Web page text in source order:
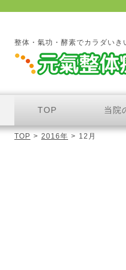
整体・氣功・酵素でカラダいき
TOP 当院
TOP > 2016年 > 12月